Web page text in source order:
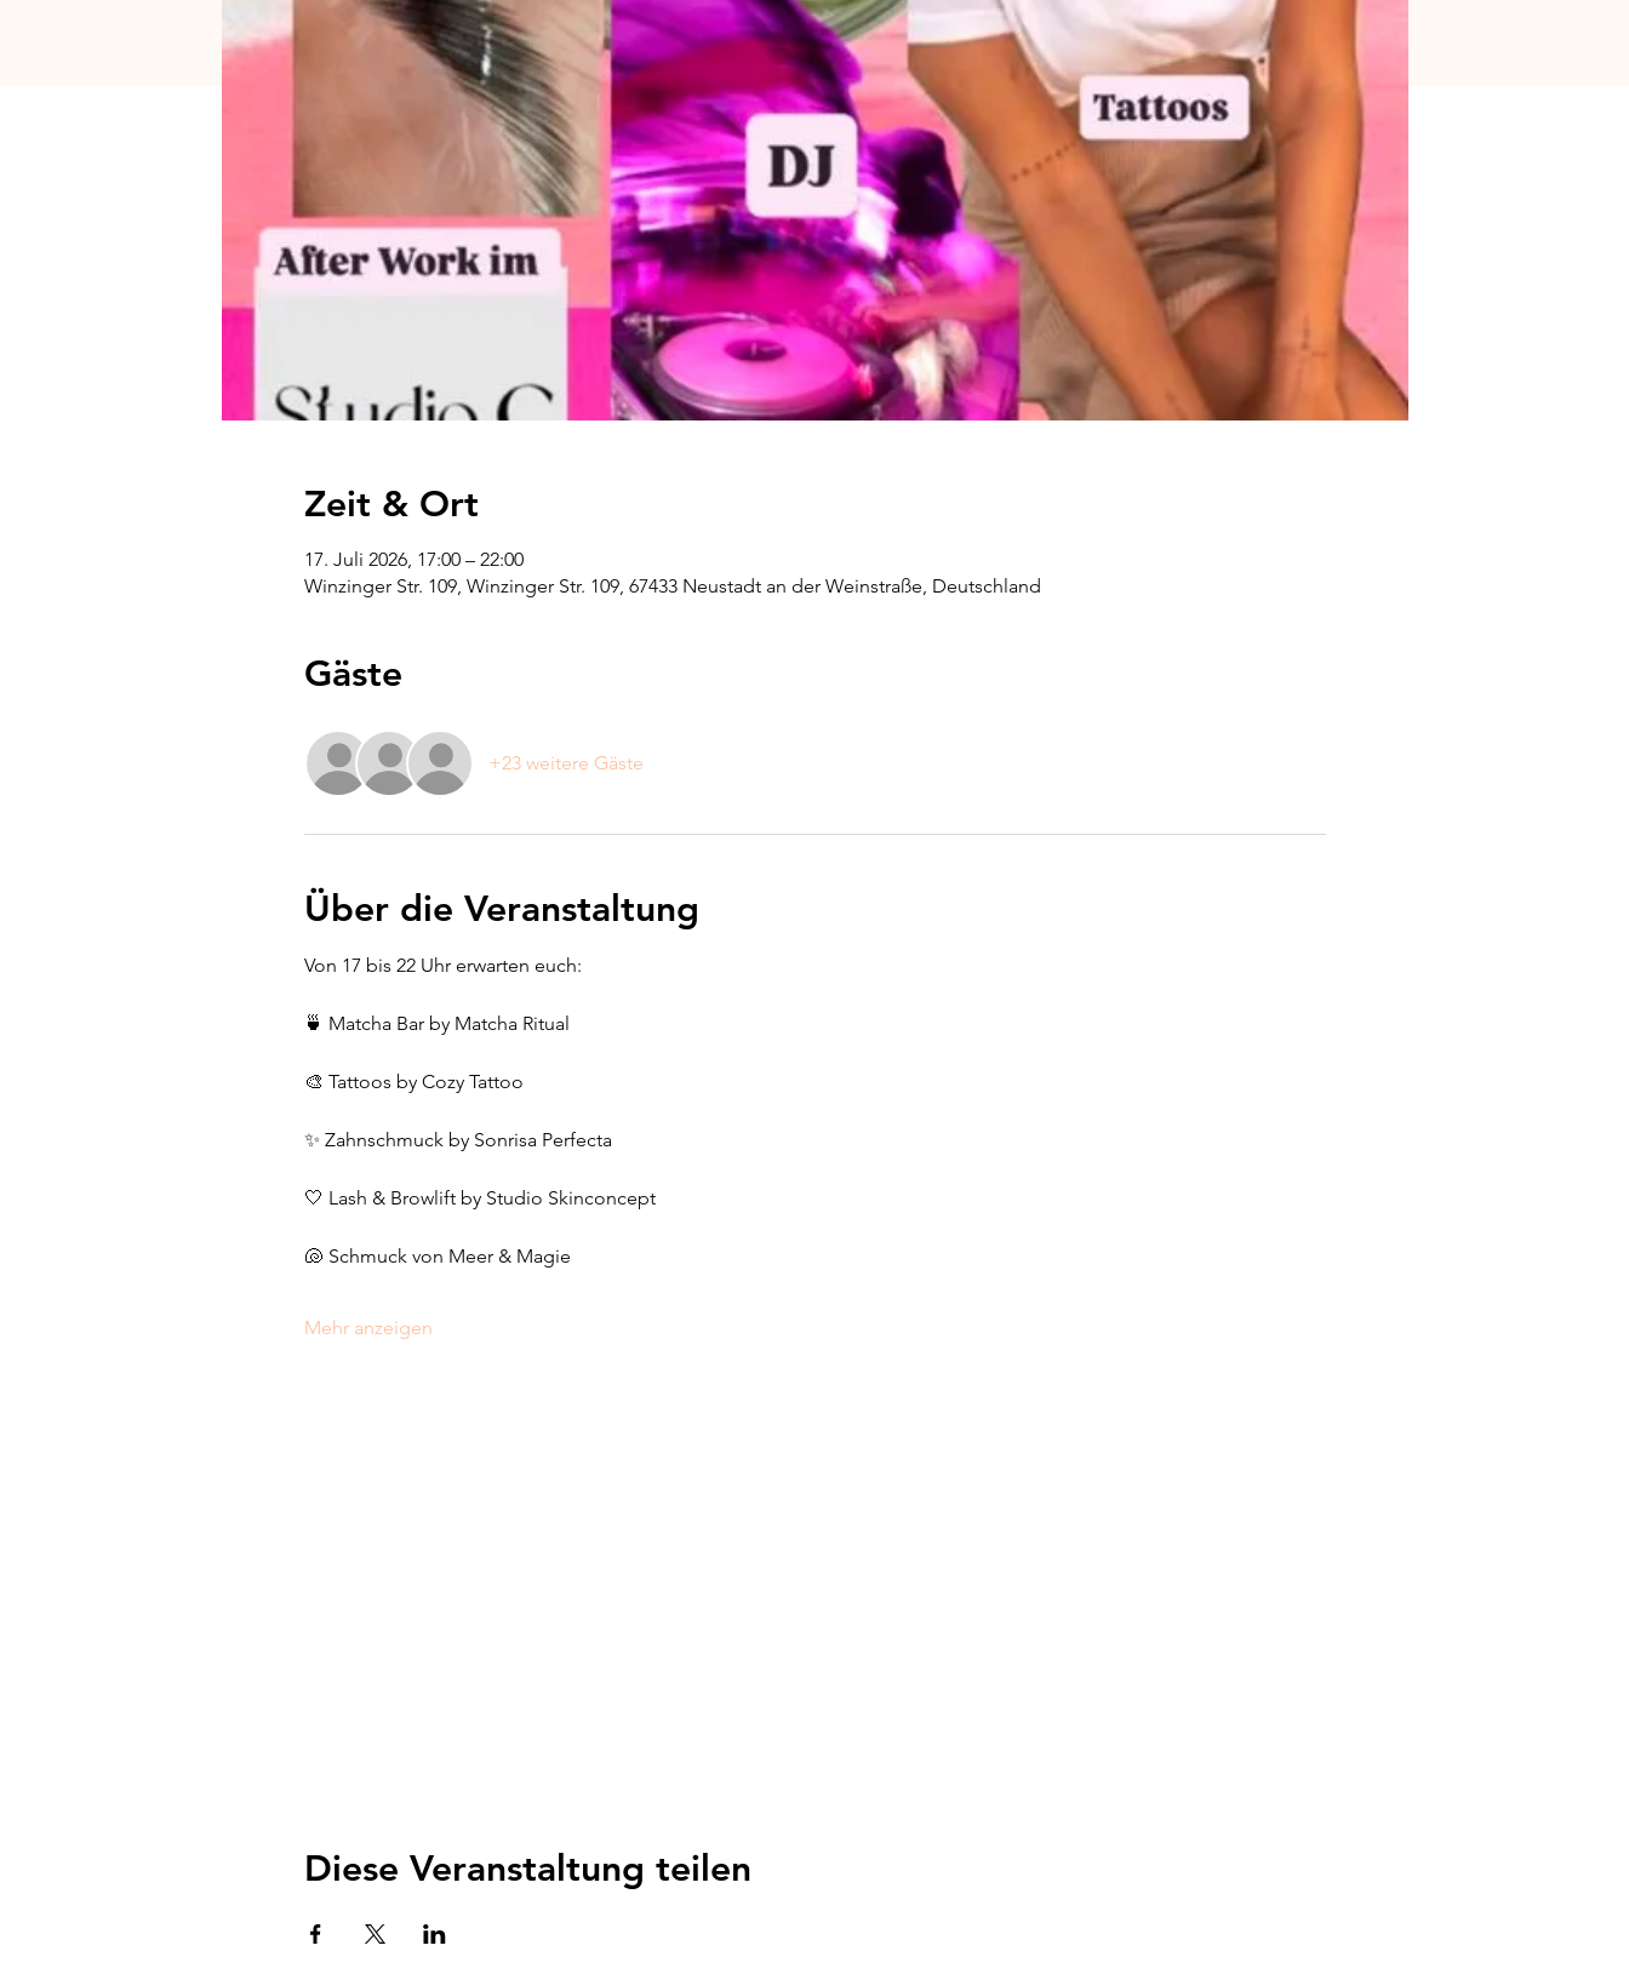
Zeit & Ort
17. Juli 2026, 17:00 – 22:00
Winzinger Str. 109, Winzinger Str. 109, 67433 Neustadt an der Weinstraße, Deutschland
Gäste
+23 weitere Gäste
Über die Veranstaltung
Von 17 bis 22 Uhr erwarten euch:
🍵 Matcha Bar by Matcha Ritual
🎨 Tattoos by Cozy Tattoo
✨ Zahnschmuck by Sonrisa Perfecta
🤍 Lash & Browlift by Studio Skinconcept
🐚 Schmuck von Meer & Magie
Mehr anzeigen
Diese Veranstaltung teilen